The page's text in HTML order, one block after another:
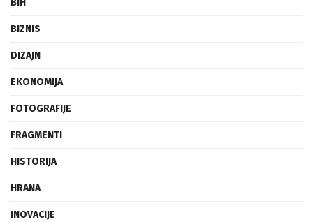
BIH
BIZNIS
DIZAJN
EKONOMIJA
FOTOGRAFIJE
FRAGMENTI
HISTORIJA
HRANA
INOVACIJE